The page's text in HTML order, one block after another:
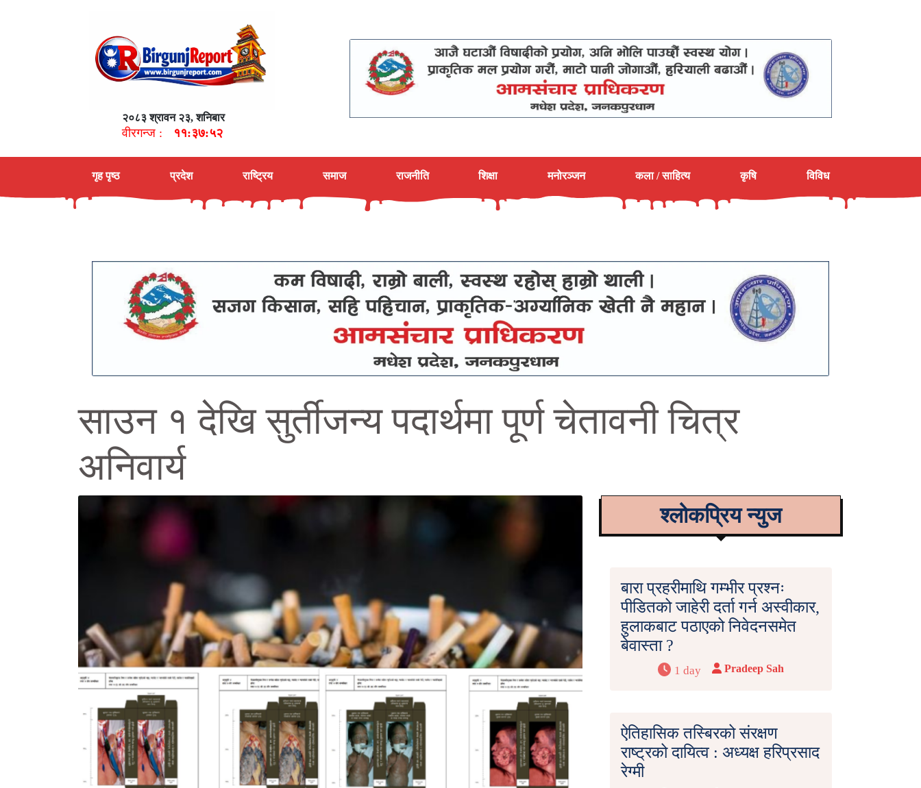
२०८३ श्रावन २३, शनिबार
वीरगन्ज : ११:३७:५३
गृह पृष्ठ प्रदेश राष्ट्रिय समाज राजनीति शिक्षा मनोरञ्जन कला / साहित्य कृषि विविध
साउन १ देखि सुर्तीजन्य पदार्थमा पूर्ण चेतावनी चित्र
अनिवार्य
श्लोकप्रिय न्युज
बारा प्रहरीमाथि गम्भीर प्रश्नः
पीडितको जाहेरी दर्ता गर्न अस्वीकार,
हुलाकबाट पठाएको निवेदनसमेत
बेवास्ता ?
1 day Pradeep Sah
ऐतिहासिक तस्बिरको संरक्षण
राष्ट्रको दायित्व : अध्यक्ष हरिप्रसाद
रेग्मी